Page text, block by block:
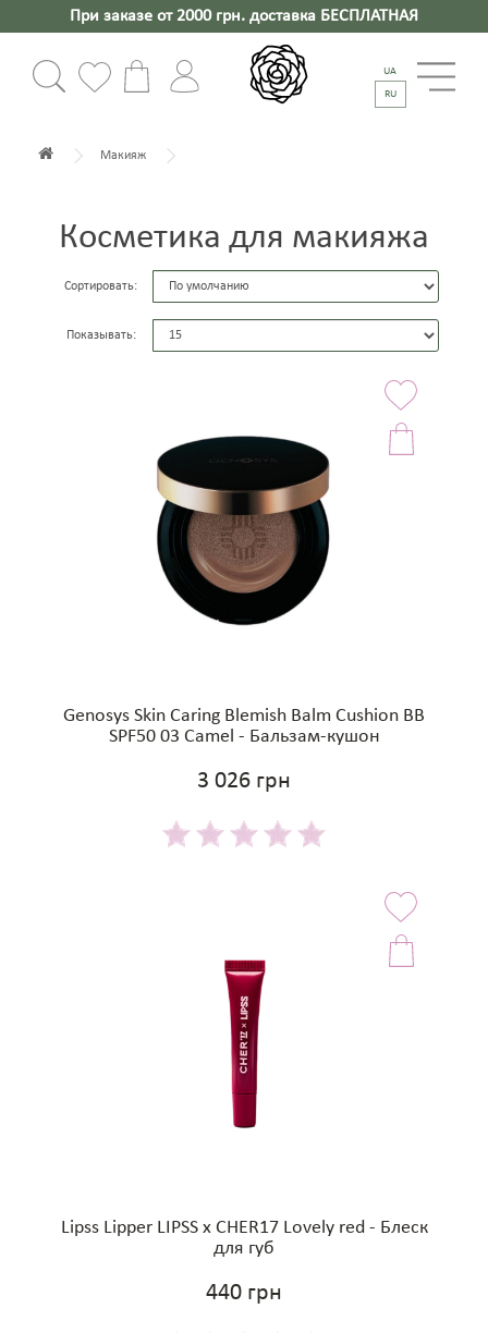
При заказе от 2000 грн. доставка БЕСПЛАТНАЯ
UA
RU
Макияж
Косметика для макияжа
Сортировать:
Показывать:
Genosys Skin Caring Blemish Balm Cushion BB
SPF50 03 Camel - Бальзам-кушон
3 026 грн
Lipss Lipper LIPSS x CHER17 Lovely red - Блеск
для губ
440 грн